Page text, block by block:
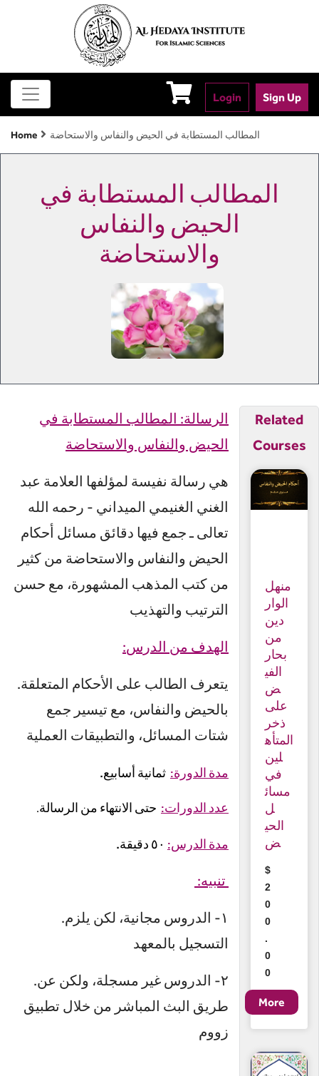
Login Sign Up
Home المطالب المستطابة في الحيض والنفاس والاستحاضة
المطالب المستطابة في
الحيض والنفاس
والاستحاضة
الرسالة: المطالب المستطابة في
الحيض والنفاس والاستحاضة
هي رسالة نفيسة لمؤلفها العلامة عبد
الغني الغنيمي الميداني - رحمه الله
تعالى ـ جمع فيها دقائق مسائل أحكام
الحيض والنفاس والاستحاضة من كثير
من كتب المذهب المشهورة، مع حسن
الترتيب والتهذيب
:الهدف من الدرس
.يتعرف الطالب على الأحكام المتعلقة
بالحيض والنفاس، مع تيسير جمع
شتات المسائل، والتطبيقات العملية
. مدة الدورة: ثمانية أسابيع
. عدد الدورات: حتى الانتهاء من الرسالة
. مدة الدرس:
:تنبيه
.١- الدروس مجانية، لكن يلزم
التسجيل بالمعهد
.٢- الدروس غير مسجلة، ولكن عن
طريق البث المباشر من خلال تطبيق
زووم
Related
Courses
منهل
الوار
دين
من
بحار
الفي
ض
على
ذخر
المتأه
لين
في
مسائ
ل
الحي
ض
$
2
0
0
.
0
0